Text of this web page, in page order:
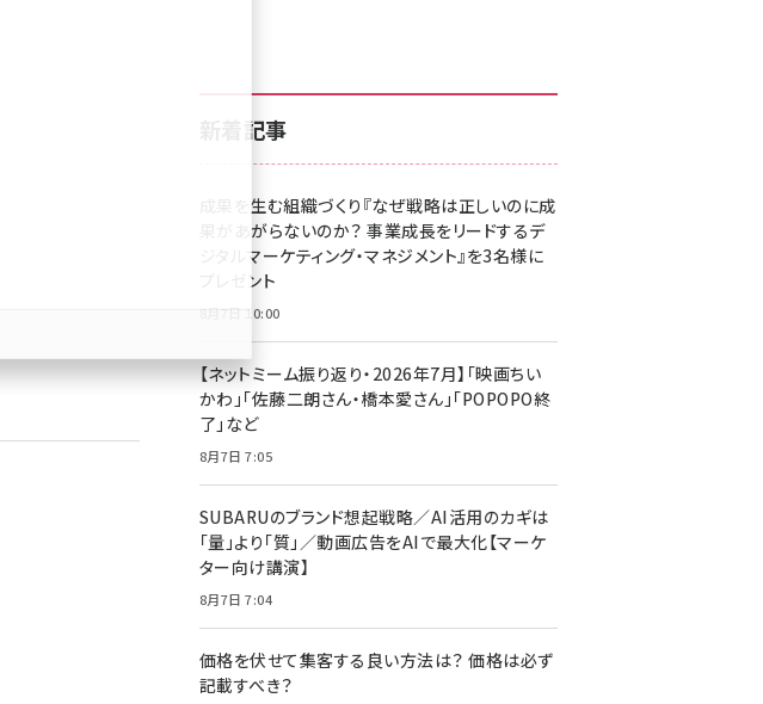
z世代 (1629)
meo (1281)
llmo (1167)
新着記事
成果を生む組織づくり『なぜ戦略は正しいのに成
果があがらないのか？ 事業成長をリードするデ
ジタルマーケティング・マネジメント』を3名様に
プレゼント
8月7日 10:00
【ネットミーム振り返り・2026年7月】「映画ちい
かわ」「佐藤二朗さん・橋本愛さん」「POPOPO終
了」など
8月7日 7:05
SUBARUのブランド想起戦略／AI活用のカギは
「量」より「質」／動画広告をAIで最大化【マーケ
ター向け講演】
8月7日 7:04
価格を伏せて集客する良い方法は？ 価格は必ず
記載すべき？